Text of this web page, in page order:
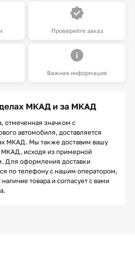
Проверяйте заказ
Важная информация
МКАД и за МКАД
отмеченная значком с
автомобиля, доставляется
МКАД. Мы также доставим вашу
МКАД, исходя из примерной
Для оформления доставки
по телефону с нашим оператором,
товара и согласует с вами